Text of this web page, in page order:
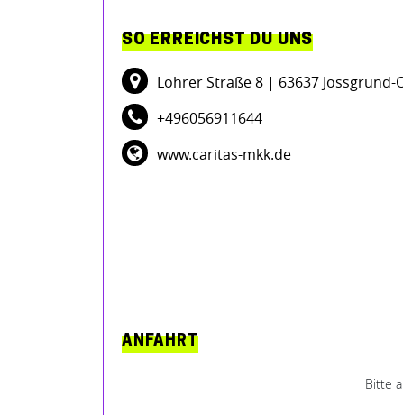
SO ERREICHST DU UNS
Lohrer Straße 8 | 63637 Jossgrund-
+496056911644
www.caritas-mkk.de
ANFAHRT
Bitte